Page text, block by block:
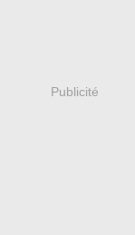
Publicité